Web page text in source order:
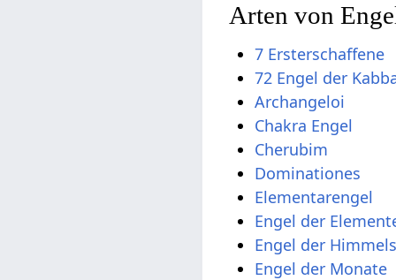
Arten von
7 Ersterschaffene
72 Engel der
Archangeloi
Chakra Engel
Cherubim
Dominationes
Elementarengel
Engel der
Engel der
Engel der Monate